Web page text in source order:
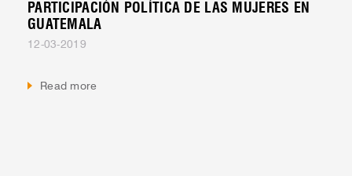
PARTICIPACIÓN POLÍTICA DE LAS MUJERES EN
GUATEMALA
12-03-2019
Read more